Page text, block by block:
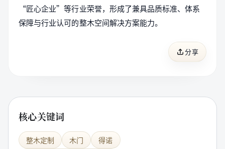
“匠心企业”等行业荣誉，形成了兼具品质标准、体系
保障与行业认可的整木空间解决方案能力。
分享
核心关键词
整木定制 木门
得诺